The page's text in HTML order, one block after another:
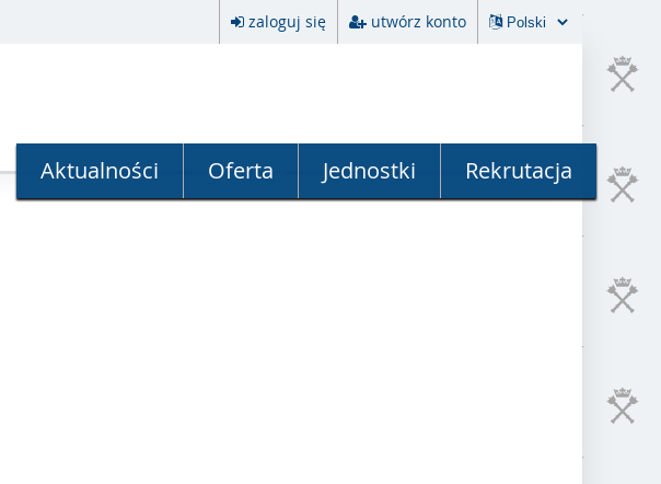
zaloguj się utwórz konto
Aktualności Oferta Jednostki Rekrutacja